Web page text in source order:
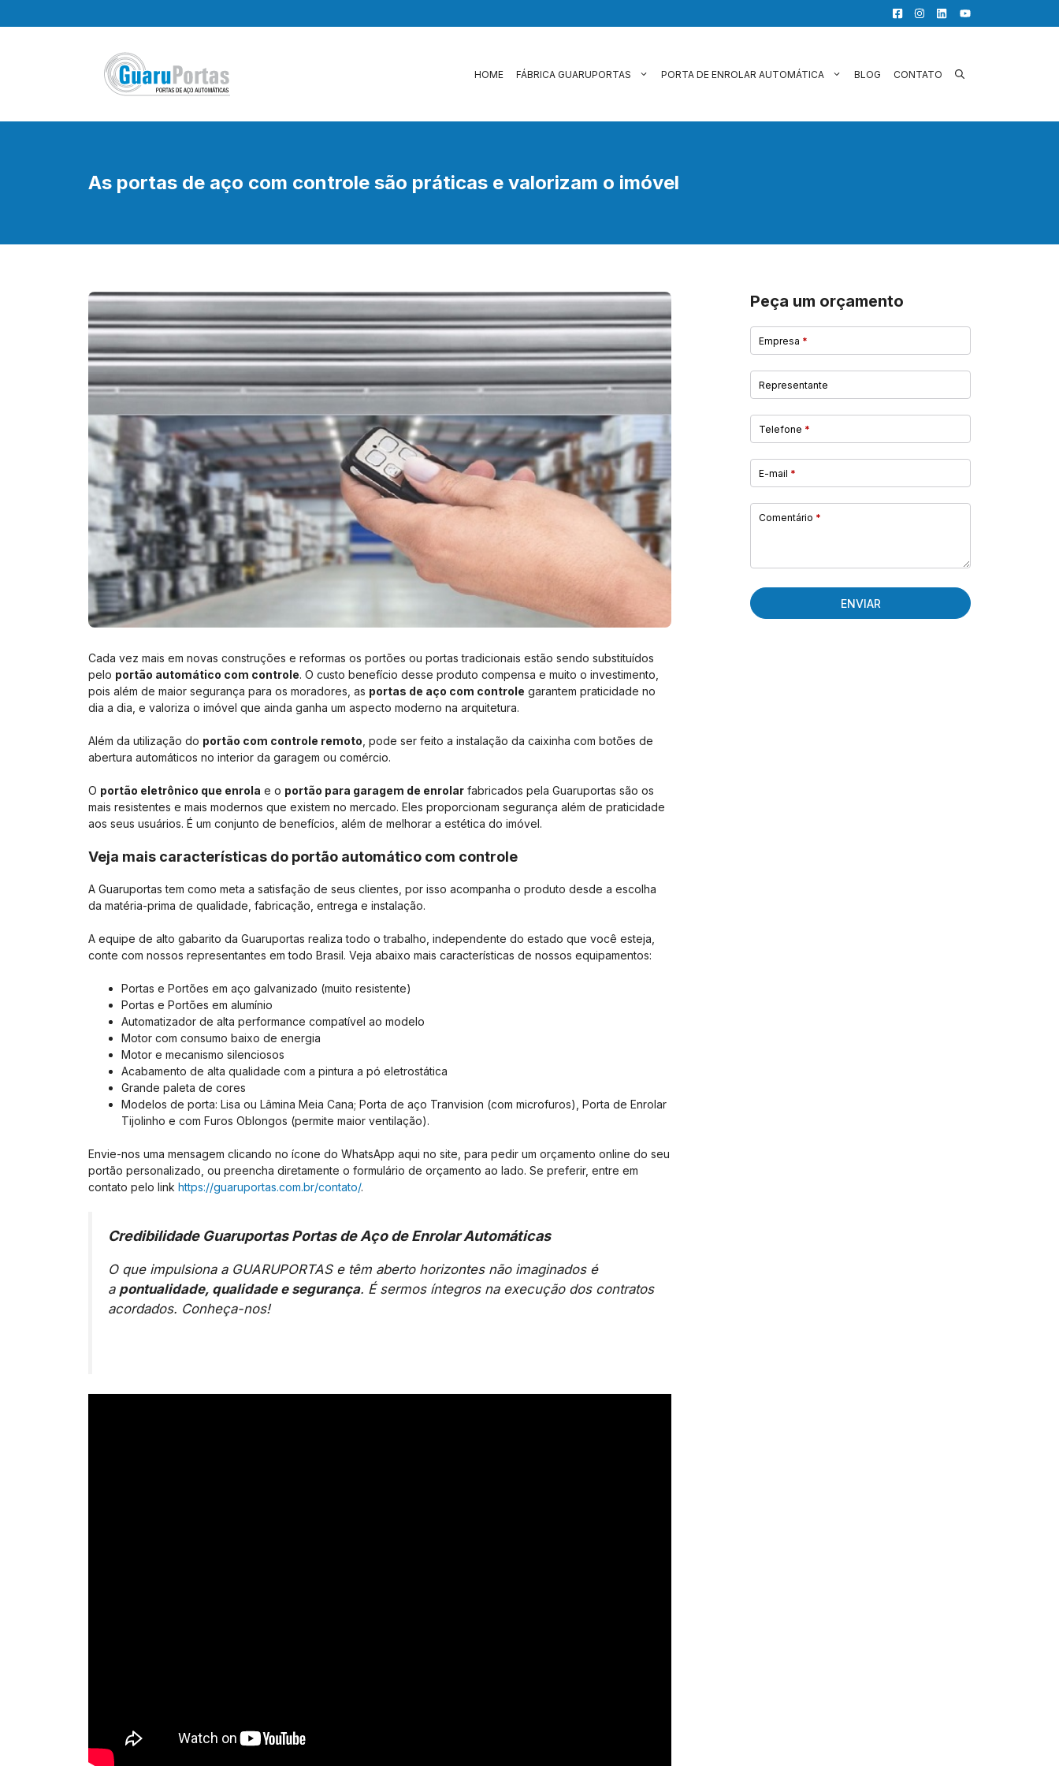
para
HOME FÁBRICA GUARUPORTAS PORTA DE ENROLAR AUTOMÁTICA BLOG CONTATO
As portas de aço com controle são práticas e valorizam o imóvel
Cada vez mais em novas construções e reformas os portões ou portas tradicionais estão sendo substituídos
pelo portão automático com controle. O custo benefício desse produto compensa e muito o investimento,
pois além de maior segurança para os moradores, as portas de aço com controle garantem praticidade no
dia a dia, e valoriza o imóvel que ainda ganha um aspecto moderno na arquitetura.
Além da utilização do portão com controle remoto , pode ser feito a instalação da caixinha com botões de
abertura automáticos no interior da garagem ou comércio.
O portão eletrônico que enrola e o portão para garagem de enrolar fabricados pela Guaruportas são os
mais resistentes e mais modernos que existem no mercado. Eles proporcionam segurança além de praticidade
aos seus usuários. É um conjunto de benefícios, além de melhorar a estética do imóvel.
Veja mais características do portão automático com controle
A Guaruportas tem como meta a satisfação de seus clientes, por isso acompanha o produto desde a escolha
da matéria-prima de qualidade, fabricação, entrega e instalação.
A equipe de alto gabarito da Guaruportas realiza todo o trabalho, independente do estado que você esteja,
conte com nossos representantes em todo Brasil. Veja abaixo mais características de nossos equipamentos:
Portas e Portões em aço galvanizado (muito resistente)
Portas e Portões em alumínio
Automatizador de alta performance compatível ao modelo
Motor com consumo baixo de energia
Motor e mecanismo silenciosos
Acabamento de alta qualidade com a pintura a pó eletrostática
Grande paleta de cores
Modelos de porta: Lisa ou Lâmina Meia Cana; Porta de aço Tranvision (com microfuros), Porta de Enrolar
Tijolinho e com Furos Oblongos (permite maior ventilação).
Envie-nos uma mensagem clicando no ícone do WhatsApp aqui no site, para pedir um orçamento online do seu
portão personalizado, ou preencha diretamente o formulário de orçamento ao lado. Se preferir, entre em
contato pelo link https://guaruportas.com.br/contato/.
Credibilidade Guaruportas Portas de Aço de Enrolar Automáticas
O que impulsiona a GUARUPORTAS e têm aberto horizontes não imaginados é
a pontualidade, qualidade e segurança. É sermos íntegros na execução dos contratos
acordados. Conheça-nos!
Peça um orçamento
Empresa *
Representante
Telefone *
E-mail *
Comentário *
ENVIAR